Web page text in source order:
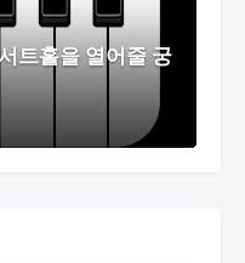
트홀을 열어줄 궁